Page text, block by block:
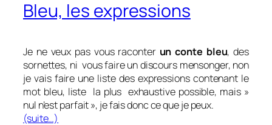
Bleu, les expressions
Je ne veux pas vous raconter un conte bleu, des
sornettes, ni vous faire un discours mensonger, non
je vais faire une liste des expressions contenant le
mot bleu, liste la plus exhaustive possible, mais »
nul n’est parfait », je fais donc ce que je peux.
(suite…)